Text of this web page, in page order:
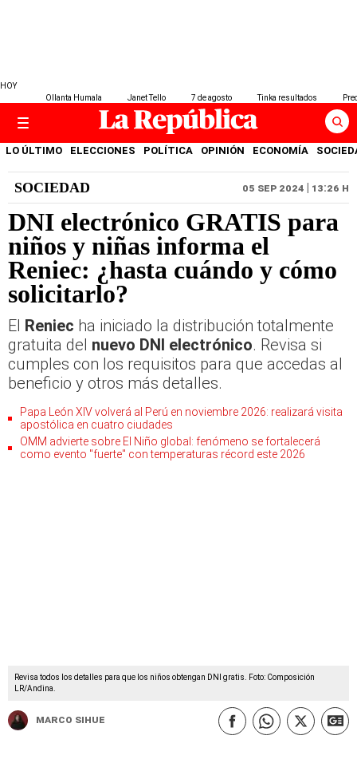
HOY
Ollanta Humala
Janet Tello 7 de agosto Tinka resultados
LO ÚLTIMO ELECCIONES POLÍTICA OPINIÓN ECONOMÍA
SOCIEDAD 05 SEP 2024 | 13:26 H
DNI electrónico GRATIS para
niños y niñas informa el
Reniec: ¿hasta cuándo y cómo
solicitarlo?
El Reniec ha iniciado la distribución totalmente
gratuita del nuevo DNI electrónico. Revisa si
cumples con los requisitos para que accedas al
beneficio y otros más detalles.
Papa León XIV volverá al Perú en noviembre 2026: realizará visita
apostólica en cuatro ciudades
OMM advierte sobre El Niño global: fenómeno se fortalecerá
como evento "fuerte" con temperaturas récord este 2026
Revisa todos los detalles para que los niños obtengan DNI gratis. Foto: Composición
LR/Andina.
Marco Sihue